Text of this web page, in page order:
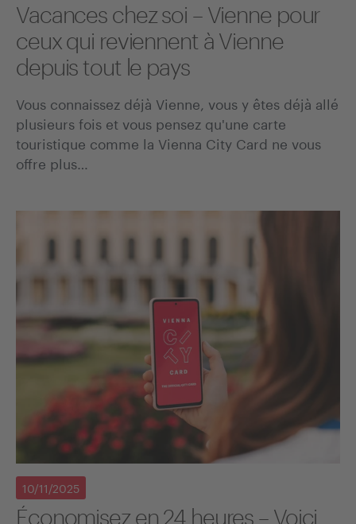
Vacances chez soi – Vienne pour
ceux qui reviennent à Vienne
depuis tout le pays
Vous connaissez déjà Vienne, vous y êtes déjà allé
plusieurs fois et vous pensez qu'une carte
touristique comme la Vienna City Card ne vous
offre plus…
Économisez en 24 heures – Voici
10/11/2025